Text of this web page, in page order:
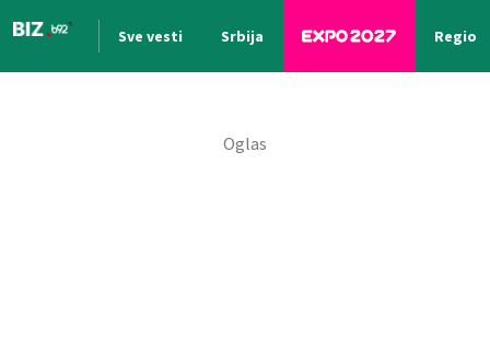
Sve vesti Srbija Region